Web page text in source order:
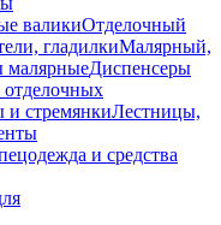
валикиОтделочный
гладилкиМалярный,
малярныеДиспенсеры
и стремянкиЛестницы,
и средства